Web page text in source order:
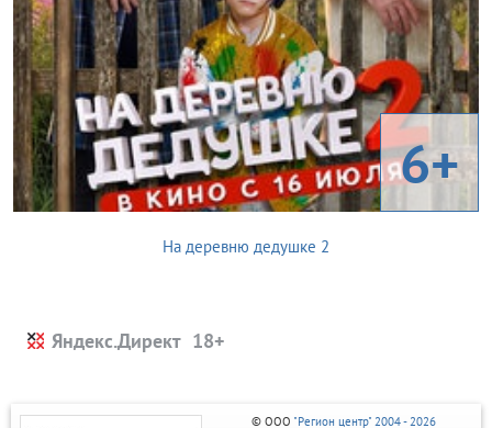
6+
На деревню дедушке 2
Яндекс.Директ
© ООО "Регион центр" 2004 - 2026